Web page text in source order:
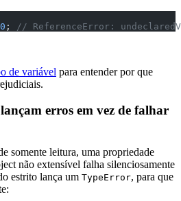
; // ReferenceError:
de variável para entender por que
erros em vez de falhar
somente leitura, uma propriedade
não extensível falha silenciosamente
estrito lança um TypeError, para que